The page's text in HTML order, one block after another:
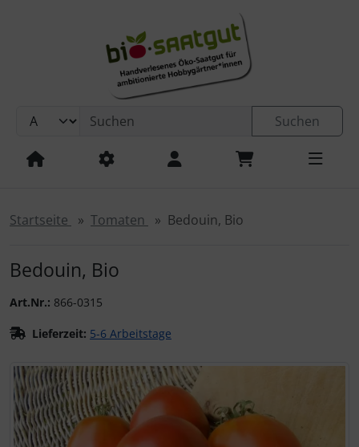
Springe zum Inhalt
Springe zum Login-Button
Springe zum Button für Einstellungen
Suchen
Startseite Tomaten Bedouin, Bio
Bedouin, Bio
Art.Nr.: 866-0315
Lieferzeit: 5-6 Arbeitstage
Wenn mehr als ein Produktbild exitiert, können Sie die